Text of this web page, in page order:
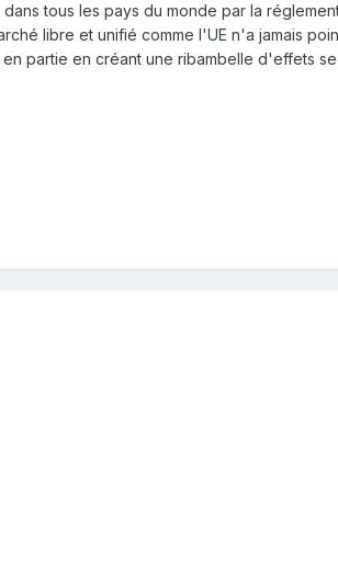
tous les pays du monde par la
libre et unifié comme l'UE n'a jamais
partie en créant une ribambelle d'effets